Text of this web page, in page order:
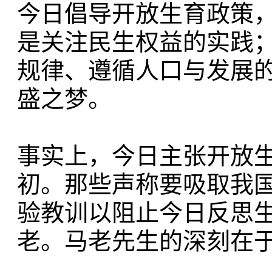
今日倡导开放生育政策
是关注民生权益的实践
规律、遵循人口与发展
盛之梦。
事实上，今日主张开放
初。那些声称要吸取我
验教训以阻止今日反思
老。马老先生的深刻在